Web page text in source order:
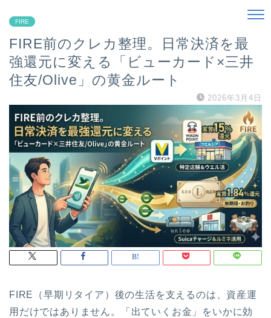
FIRE
FIRE前のクレカ整理。日常決済を最
強還元に変える「ビューカード×三井
住友/Olive」の黄金ルート
2026年3月4日
FIRE（早期リタイア）後の生活を支えるのは、資産運
用だけではありません。「出ていくお金」をいかに効